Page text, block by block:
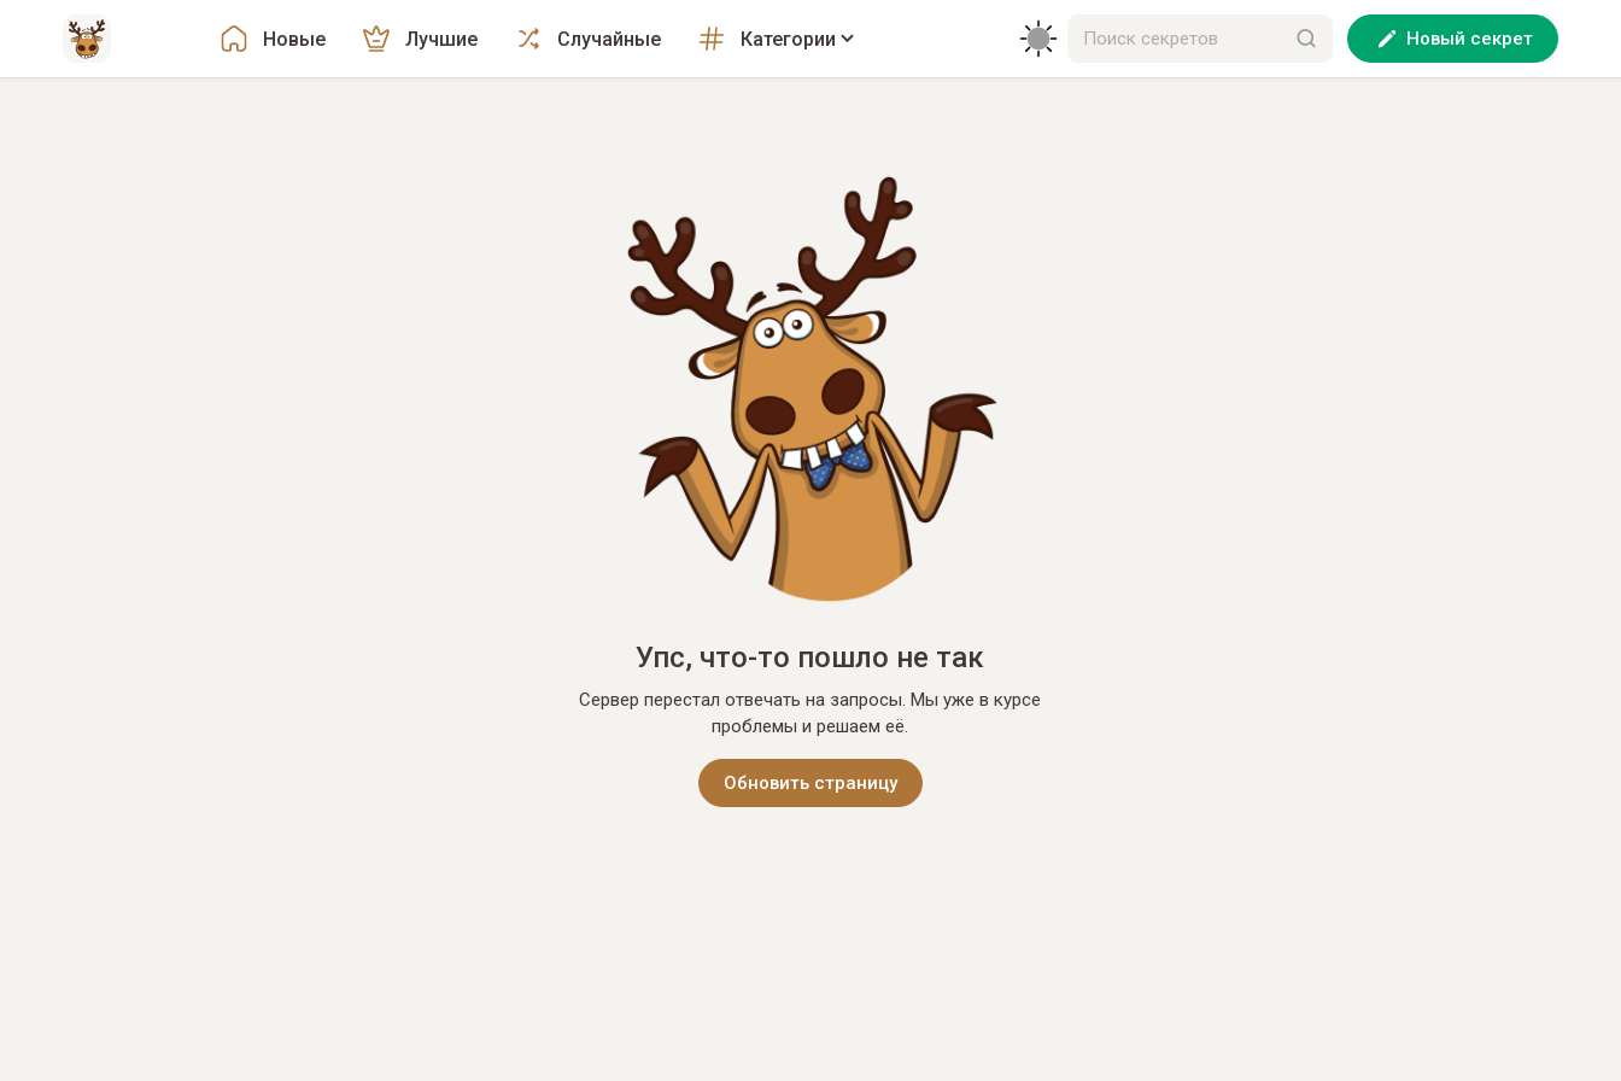
Новые Лучшие Случайные Категории Новый секрет
Упс, что-то пошло не так
Сервер перестал отвечать на запросы. Мы уже в курсе
проблемы и решаем её.
Обновить страницу